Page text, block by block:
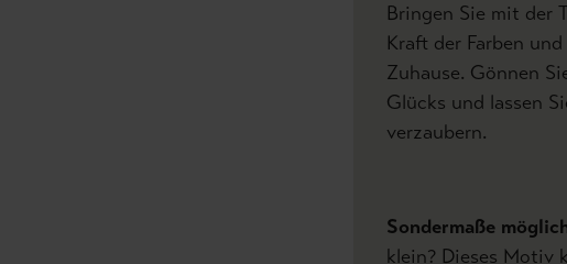
Bringen Sie mit der
Kraft der Farben
Zuhause. Gönnen
Glücks und lassen
verzaubern.
Sondermaße
klein? Dieses Motiv